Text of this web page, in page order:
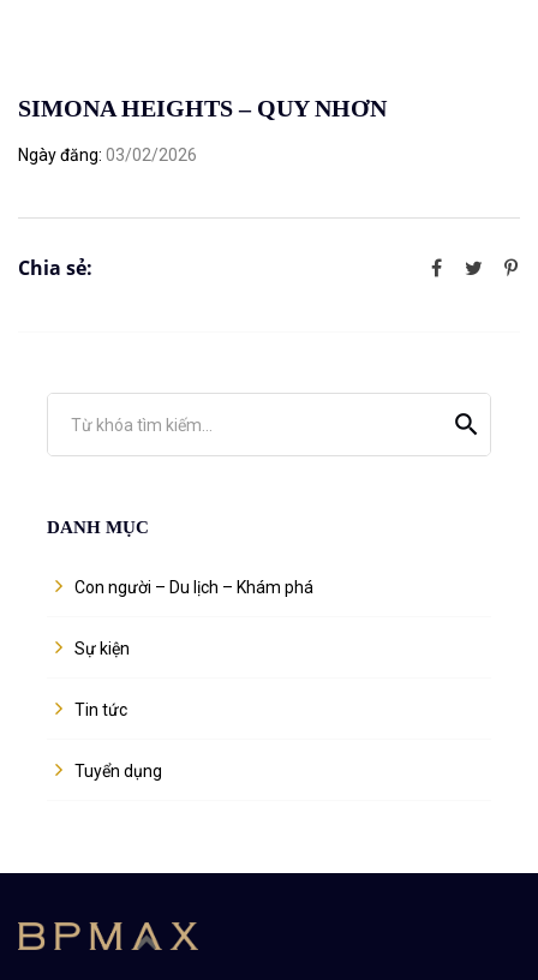
SIMONA HEIGHTS – QUY NHƠN
Ngày đăng 03/02/2026
Chia sẻ:
Từ khóa tìm kiếm...
DANH MỤC
Con người – Du lịch – Khám phá
Sự kiện
Tin tức
Tuyển dụng